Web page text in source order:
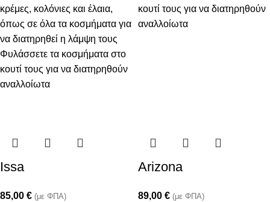
κρέμες, κολόνιες και έλαια,
όπως σε όλα τα κοσμήματα για
να διατηρηθεί η λάμψη τους
Φυλάσσετε τα κοσμήματα στο
κουτί τους για να διατηρηθούν
αναλλοίωτα
κουτί τους για να διατηρηθούν
αναλλοίωτα
Issa
85,00 € (με ΦΠΑ)
Arizona
89,00 € (με ΦΠΑ)